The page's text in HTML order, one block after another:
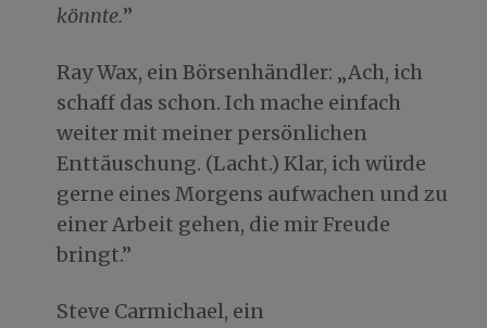
könnte.”
Ray Wax, ein Börsenhändler: „Ach, ich
schaff das schon. Ich mache einfach
weiter mit meiner persönlichen
Enttäuschung. (Lacht.) Klar, ich würde
gerne eines Morgens aufwachen und zu
einer Arbeit gehen, die mir Freude
bringt.”
Steve Carmichael, ein